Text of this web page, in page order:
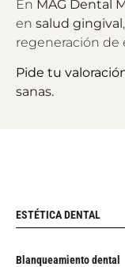
En MAG Dental
en salud gingival
regeneración de
Pide tu
sanas.
ESTÉTICA DENTAL
Blanqueamiento dental